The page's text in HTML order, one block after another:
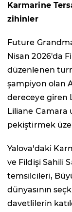
Karmarine
zihinler
Future
Nisan 2026'da
düzenlenen
şampiyon olan
dereceye giren
Liliane Camara
pekiştirmek
Yalova'daki
ve Fildişi Sahili
temsilcileri,
dünyasının
davetlilerin